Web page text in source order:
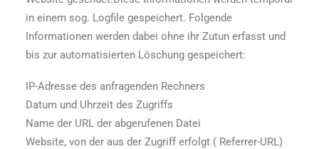
in einem sog. Logfile gespeichert. Folgende
Informationen werden dabei ohne ihr Zutun erfasst und
bis zur automatisierten Löschung gespeichert:
IP-Adresse des anfragenden Rechners
Datum und Uhrzeit des Zugriffs
Name der URL der abgerufenen Datei
Website, von der aus der Zugriff erfolgt ( Referrer-URL)